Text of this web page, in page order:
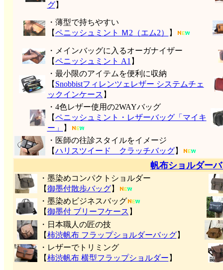
グ】
・薄型で持ちやすい
【ペニッシュミント Ｍ2（エム2） 】
・メインバッグに入るオーガナイザー
【ペニッシュミント A1 】
・最小限のアイテムを便利に収納
【 Snobbistフィレンツェレザー システムチェ
ックインケース 】
・4色レザー使用の2WAYバッグ
【ペニッシュミント・レザーバッグ「マイキ
ー」
】
・医師の往診スタイルをイメージ
【ハリスツイード クラッチバッグ】
帆布ショルダー
・墨染めコンパクトショルダー
【御墨付散歩バッグ】
・墨染めビジネスバッグ
【御墨付 ブリーフケース 】
・日本職人の匠の技
【柿渋帆布 フラップショルダーバッグ】
・レザーでトリミング
【柿渋帆布 横型フラップショルダー 】